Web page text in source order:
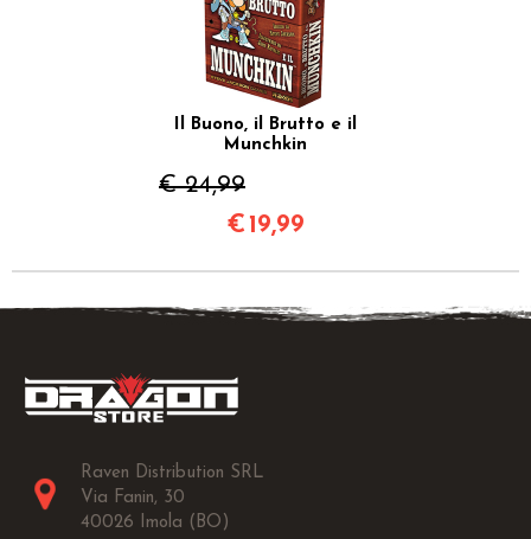
Il Buono, il Brutto e il
Munchkin
€ 24,99
€ 19,99
Raven Distribution SRL
Via Fanin, 30
40026 Imola (BO)